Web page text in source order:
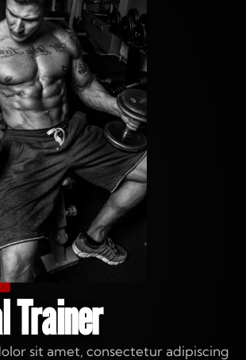
Trainer
sit amet, consectetur adipiscing